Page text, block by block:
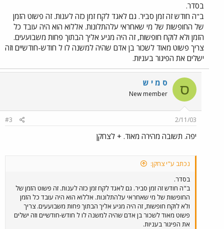
בסדר.
ב"ה חודש זה זמן סביר. גם לאגד לקח זמן כזה לענות. זה פשוט הזמן
של החופשות של מי שאחראי עלהתלונות. אללוא הוא היה עובד כל
הזמן ולא לוקח חופשות, זה היה מגיע אליך הבתוך פחות משבועעים.
צריך פשוט מאוד לשכור בן אדם שהיה למשנה לו ל חודש-חודשיים וזה
ישלים את הפיגור בעניות.
ס ס מ י ש
New member
2/11/03
#3
יפה. תשובה מהירה מאוד. + לצחקן
נכתב ע"י צחקן:
בסדר.
ב"ה חודש זה זמן סביר. גם לאגד לקח זמן כזה לענות. זה פשוט הזמן של
החופשות של מי שאחראי עלהתלונות. אללוא הוא היה עובד כל הזמן
ולא לוקח חופשות, זה היה מגיע אליך הבתוך פחות משבועעים. צריך
פשוט מאוד לשכור בן אדם שהיה למשנה לו ל חודש-חודשיים וזה ישלים
את הפיגור בעניות.